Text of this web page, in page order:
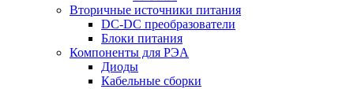
Вторичные источники питания
DC-DC преобразователи
Блоки питания
Компоненты для РЭА
Диоды
Кабельные сборки